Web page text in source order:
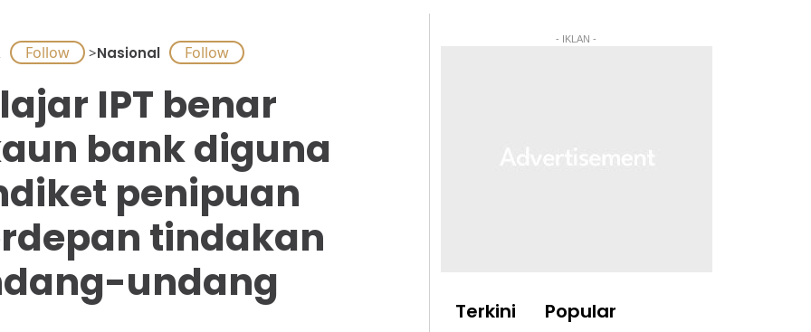
>Nasional
IPT benar
bank diguna
penipuan
tindakan
undang
- IKLAN -
Terkini Popular